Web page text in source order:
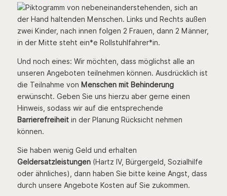
Und noch eines: Wir möchten, dass möglichst alle an
unseren Angeboten teilnehmen können. Ausdrücklich ist
die Teilnahme von Menschen mit Behinderung
erwünscht. Geben Sie uns hierzu aber gerne einen
Hinweis, sodass wir auf die entsprechende
Barrierefreiheitin der Planung Rücksicht nehmen
können.
Sie haben wenig Geld und erhalten
Geldersatzleistungen(Hartz IV, Bürgergeld, Sozialhilfe
oder ähnliches), dann haben Sie bitte keine Angst, dass
durch unsere Angebote Kosten auf Sie zukommen.